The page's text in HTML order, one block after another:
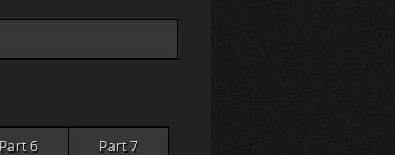
Part 6 Part 7